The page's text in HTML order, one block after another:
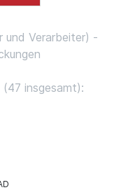
und Verarbeiter) -
(47 insgesamt):